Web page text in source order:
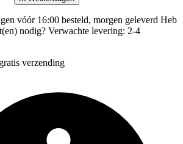
vóór 16:00 besteld, morgen geleverd Heb
nodig? Verwachte levering: 2-4
gratis verzending